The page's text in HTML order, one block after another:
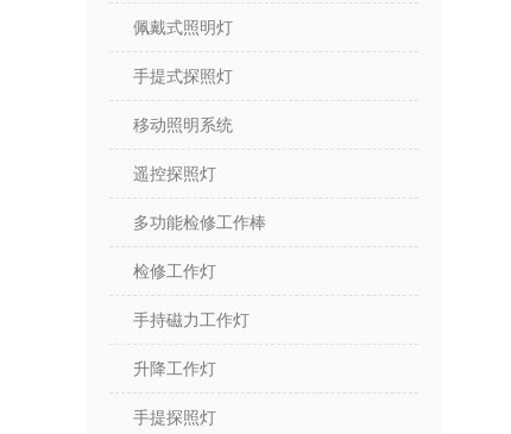
佩戴式照明灯
手提式探照灯
移动照明系统
遥控探照灯
多功能检修工作棒
检修工作灯
手持磁力工作灯
升降工作灯
手提探照灯